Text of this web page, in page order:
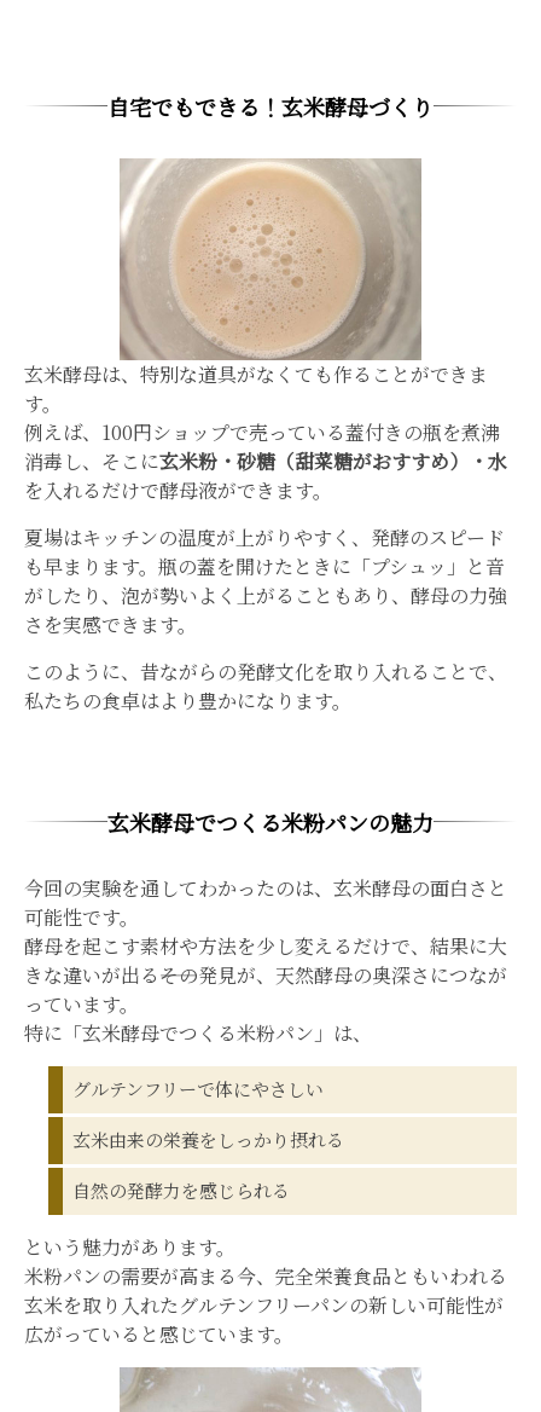
自宅でもできる！玄米酵母づくり
玄米酵母は、特別な道具がなくても作ることができま
す。
例えば、100円ショップで売っている蓋付きの瓶を煮沸
消毒し、そこに玄米粉・砂糖（甜菜糖がおすすめ）・水
を入れるだけで酵母液ができます。
夏場はキッチンの温度が上がりやすく、発酵のスピード
も早まります。瓶の蓋を開けたときに「プシュッ」と音
がしたり、泡が勢いよく上がることもあり、酵母の力強
さを実感できます。
このように、昔ながらの発酵文化を取り入れることで、
私たちの食卓はより豊かになります。
玄米酵母でつくる米粉パンの魅力
今回の実験を通してわかったのは、玄米酵母の面白さと
可能性です。
酵母を起こす素材や方法を少し変えるだけで、結果に大
きな違いが出る――その発見が、天然酵母の奥深さにつなが
っています。
特に「玄米酵母でつくる米粉パン」は、
グルテンフリーで体にやさしい
玄米由来の栄養をしっかり摂れる
自然の発酵力を感じられる
という魅力があります。
米粉パンの需要が高まる今、完全栄養食品ともいわれる
玄米を取り入れたグルテンフリーパンの新しい可能性が
広がっていると感じています。